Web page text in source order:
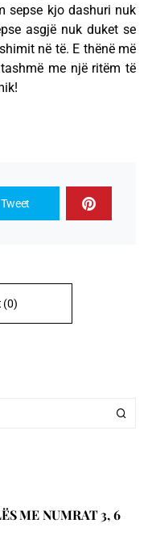
sepse kjo dashuri nuk
asgjë nuk duket se
në të. E thënë më
me një ritëm të
Tweet
(0)
ME NUMRAT 3, 6